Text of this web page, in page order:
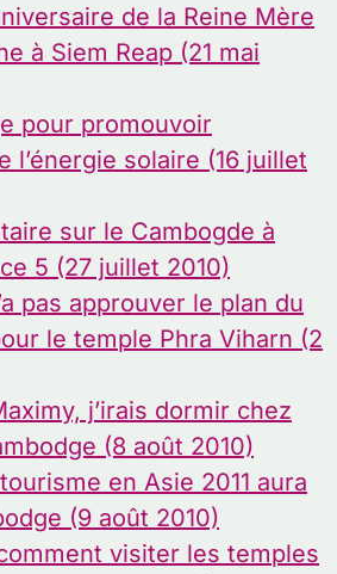
de la Reine Mère
à Siem Reap (21 mai
pour promouvoir
l’énergie solaire (16 juillet
sur le Cambogde à
5 (27 juillet 2010)
pas approuver le plan du
le temple Phra Viharn (2
j’irais dormir chez
(8 août 2010)
en Asie 2011 aura
(9 août 2010)
visiter les temples